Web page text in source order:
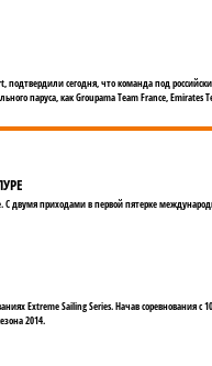
сегодня, что команда под
паруса, как Groupama Team France, Emirates
С двумя приходами в первой пятерке
Extreme Sailing Series. Начав
2014.